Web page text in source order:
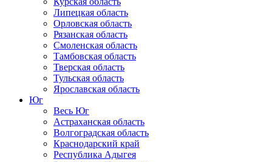
Липецкая область
Орловская область
Рязанская область
Смоленская область
Тамбовская область
Тверская область
Тульская область
Ярославская область
Юг
Весь Юг
Астраханская область
Волгоградская область
Краснодарский край
Республика Адыгея